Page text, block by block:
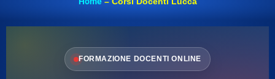
FORMAZIONE DOCENTI ONLINE